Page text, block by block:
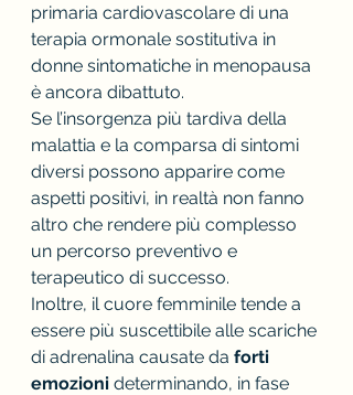
primaria cardiovascolare di una
terapia ormonale sostitutiva in
donne sintomatiche in menopausa
è ancora dibattuto.
Se l’insorgenza più tardiva della
malattia e la comparsa di sintomi
diversi possono apparire come
aspetti positivi, in realtà non fanno
altro che rendere più complesso
un percorso preventivo e
terapeutico di successo.
Inoltre, il cuore femminile tende a
essere più suscettibile alle scariche
di adrenalina causate da forti
emozioni determinando, in fase